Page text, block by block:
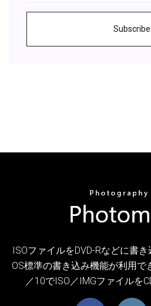
Subscribe
ISOファイルをDVD-Rなどに書
OS標準の書き込み機能が利用で
／10でISO／IMGファイルを